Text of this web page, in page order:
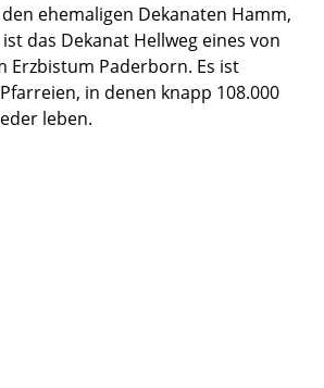
ehemaligen Dekanaten Hamm,
das Dekanat Hellweg eines von
Erzbistum Paderborn. Es ist
in denen knapp 108.000
leben.